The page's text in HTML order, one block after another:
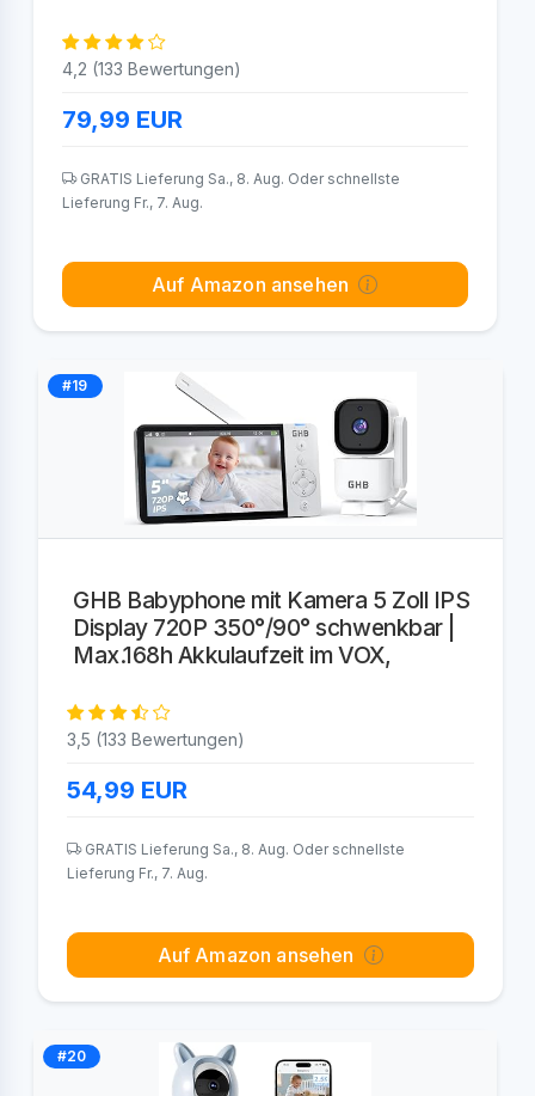
4,2 (133 Bewertungen)
79,99 EUR
GRATIS Lieferung Sa., 8. Aug. Oder schnellste
Lieferung Fr., 7. Aug.
Auf Amazon ansehen
#19
GHB Babyphone mit Kamera 5 Zoll IPS
Display 720P 350°/90° schwenkbar |
Max.168h Akkulaufzeit im VOX,
3,5 (133 Bewertungen)
54,99 EUR
GRATIS Lieferung Sa., 8. Aug. Oder schnellste
Lieferung Fr., 7. Aug.
Auf Amazon ansehen
#20